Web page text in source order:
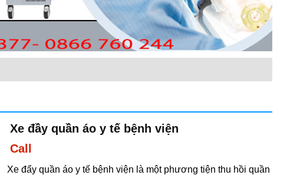
Xe đầy quần áo y tế bệnh viện
Call
Xe đẩy quần áo y tế bệnh viện là một phương tiện thu hồi quần